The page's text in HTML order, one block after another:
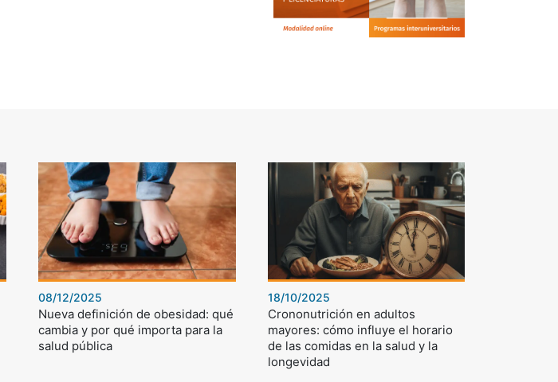
08/12/2025
Nueva definición de obesidad: qué
cambia y por qué importa para la
salud pública
18/10/2025
Crononutrición en adultos
mayores: cómo influye el horario
de las comidas en la salud y la
longevidad